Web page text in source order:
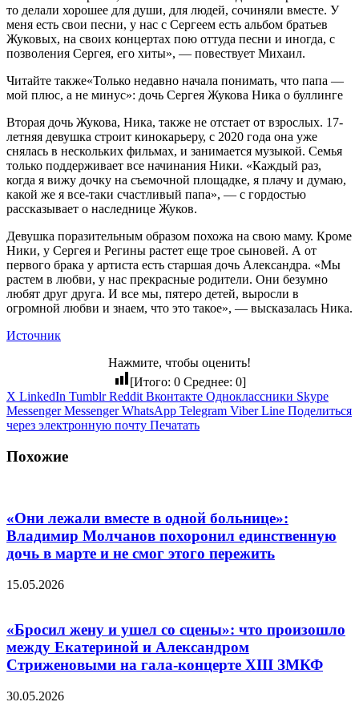
то делали хорошее для души, для людей, сочиняли вместе. У
меня есть свои песни, у нас с Сергеем есть альбом братьев
Жуковых, на своих концертах пою оттуда песни и иногда, с
позволения Сергея, его хиты», — повествует Михаил.
Читайте также«Только недавно начала понимать, что папа —
мой плюс, а не минус»: дочь Сергея Жукова Ника о буллинге
Вторая дочь Жукова, Ника, также не отстает от взрослых. 17-
летняя девушка строит кинокарьеру, с 2020 года она уже
снялась в нескольких фильмах, и занимается музыкой. Семья
только поддерживает все начинания Ники. «Каждый раз,
когда я вижу дочку на съемочной площадке, я плачу и думаю,
какой же я все-таки счастливый папа», — с гордостью
рассказывает о наследнице Жуков.
Девушка поразительным образом похожа на свою маму. Кроме
Ники, у Сергея и Регины растет еще трое сыновей. А от
первого брака у артиста есть старшая дочь Александра. «Мы
растем в любви, у нас прекрасные родители. Они безумно
любят друг друга. И все мы, пятеро детей, выросли в
огромной любви и знаем, что это такое», — высказалась Ника.
Источник
Нажмите, чтобы оценить!
[Итого: 0Среднее: 0]
X LinkedIn Tumblr Reddit Вконтакте Одноклассники Skype
Messenger Messenger WhatsApp Telegram Viber Line Поделиться
через электронную почту Печатать
Похожие
«Они лежали вместе в одной больнице»:
Владимир Молчанов похоронил единственную
дочь в марте и не смог этого пережить
15.05.2026
«Бросил жену и ушел со сцены»: что произошло
между Екатериной и Александром
Стриженовыми на гала-концерте XIII ЗМКФ
30.05.2026